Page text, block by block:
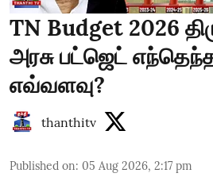
TN Budget 2026
அரசு பட்ஜெட்
எவ்வளவு?
thanthitv
Published on: 05 Aug 2026, 2:17 pm